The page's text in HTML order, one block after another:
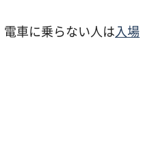
車に乗らない人は入場